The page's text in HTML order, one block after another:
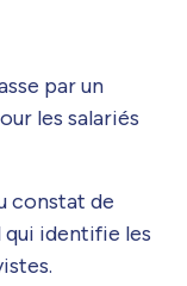
par un
les salariés
constat de
identifie les